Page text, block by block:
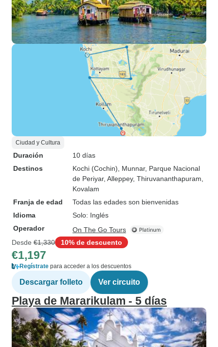
Ciudad y Cultura
Duración
10 días
Destinos
Kochi (Cochin) , Munnar, Parque Nacional
de Periyar, Alleppey, Thiruvananthapuram
Kovalam
Franja de edad
Todas las edades son bienvenidas
Idioma
Solo: Inglés
Operador
On The Go Tours
Desde €1,330 10% de descuento
€1,197
Regístrate para acceder a los descuentos
Descargar folleto Ver circuito
Playa de Mararikulam - 5 días